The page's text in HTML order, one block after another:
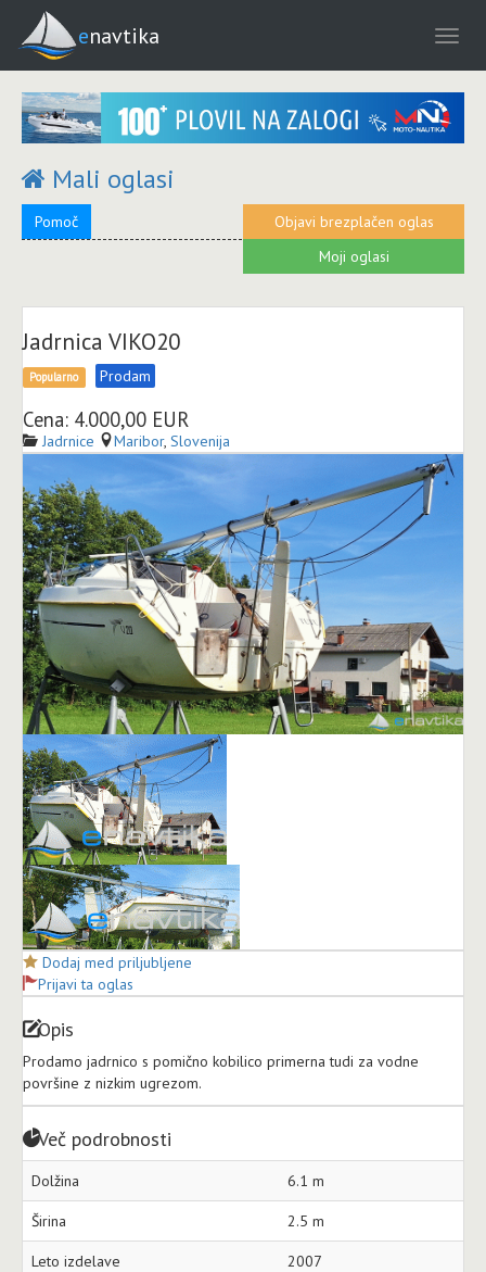
enavtika
Mali oglasi
Objavi brezplačen oglas
Pomoč
Moji oglasi
Jadrnica VIKO20
Popularno Prodam
Cena: 4.000,00 EUR
Jadrnice Maribor, Slovenija
Dodaj med priljubljene
Prijavi ta oglas
Opis
Prodamo jadrnico s pomično kobilico primerna tudi za vodne
površine z nizkim ugrezom.
Več podrobnosti
Dolžina 6.1 m
Širina 2.5 m
Leto izdelave 2007